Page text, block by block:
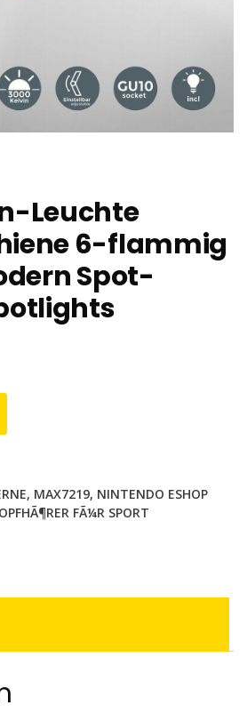
Leuchte
6-flammig
Spot-
, MAX7219, NINTENDO ESHOP
FÃ¼R SPORT